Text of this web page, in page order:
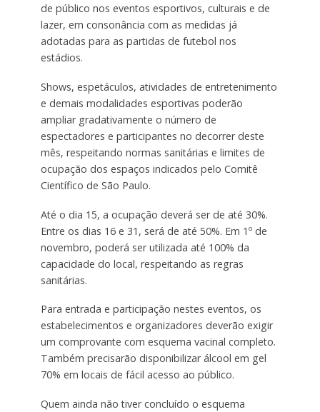
de público nos eventos esportivos, culturais e de
lazer, em consonância com as medidas já
adotadas para as partidas de futebol nos
estádios.
Shows, espetáculos, atividades de entretenimento
e demais modalidades esportivas poderão
ampliar gradativamente o número de
espectadores e participantes no decorrer deste
mês, respeitando normas sanitárias e limites de
ocupação dos espaços indicados pelo Comitê
Científico de São Paulo.
Até o dia 15, a ocupação deverá ser de até 30%.
Entre os dias 16 e 31, será de até 50%. Em 1º de
novembro, poderá ser utilizada até 100% da
capacidade do local, respeitando as regras
sanitárias.
Para entrada e participação nestes eventos, os
estabelecimentos e organizadores deverão exigir
um comprovante com esquema vacinal completo.
Também precisarão disponibilizar álcool em gel
70% em locais de fácil acesso ao público.
Quem ainda não tiver concluído o esquema